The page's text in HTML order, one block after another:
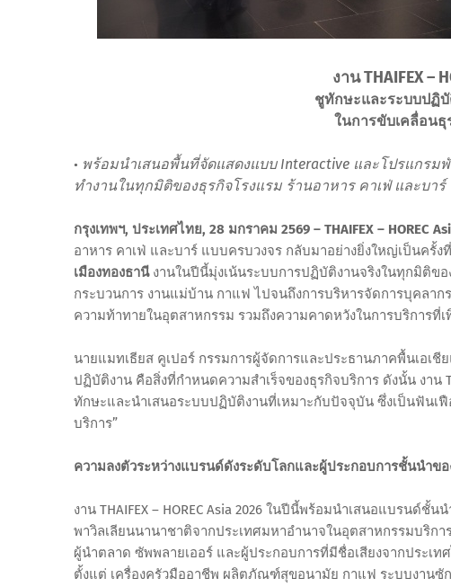
งาน THAIFEX –
ชูทักษะและระบบปฏิ
ในการขับเคลื่อน
• พร้อมนำเสนอพื้นที่จัดแสดงแบบ Interactive และโปรแกร
ทำงานในทุกมิติของธุรกิจโรงแรม ร้านอาหาร คาเฟ่ และบาร์
กรุงเทพฯ, ประเทศไทย, 28 มกราคม 2569 – THAIFEX – HOREC
อาหาร คาเฟ่ และบาร์ แบบครบวงจร กลับมาอย่างยิ่งใหญ่เป็นครั้ง
เมืองทองธานี งานในปีนี้มุ่งเน้นระบบการปฏิบัติงานจริงในทุกมิติข
กระบวนการ งานแม่บ้าน กาแฟ ไปจนถึงการบริหารจัดการบุคลา
ความท้าทายในอุตสาหกรรม รวมถึงความคาดหวังในการบริการที่
นายแมทเธียส คูเปอร์ กรรมการผู้จัดการและประธานภาคพื้นเอเ
ปฏิบัติงาน คือสิ่งที่กำหนดความสำเร็จของธุรกิจบริการ ดังนั้น งาน
ทักษะและนำเสนอระบบปฏิบัติงานที่เหมาะกับปัจจุบัน ซึ่งเป็นฟันเ
บริการ”
ความลงตัวระหว่างแบรนด์ดังระดับโลกและผู้ประกอบการชั้นนำขอ
งาน THAIFEX – HOREC Asia 2026 ในปีนี้พร้อมนำเสนอแบรนด์
พาวิลเลียนนานาชาติจากประเทศมหาอำนาจในอุตสาหกรรมบริก
ผู้นำตลาด ซัพพลายเออร์ และผู้ประกอบการที่มีชื่อเสียงจากประ
ตั้งแต่ เครื่องครัวมืออาชีพ ผลิตภัณฑ์สุขอนามัย กาแฟ ระบบงานซั